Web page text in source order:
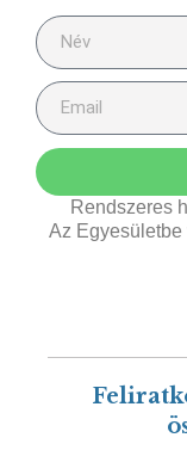
Rendszeres
Az Egyesületbe